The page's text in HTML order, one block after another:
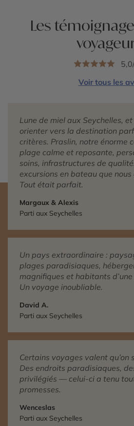
Les
Voir tous les
Lune de miel aux Seychelles,
orienter vers la destination
critères. Praslin, notre énorme
plage calme et reposante,
soins, infrastructures de
excursions en bateau que
Tout était parfait.
Margaux & Alexis
Parti aux Seychelles
Un pays extraordinaire :
plages paradisiaques,
magnifiques et habitants
Un voyage inoubliable.
David A.
Parti aux Seychelles
Certains voyages valent qu’on
Des endroits paradisiaques,
privilégiés — celui-ci a tenu
promesses.
Wenceslas
Parti aux Seychelles